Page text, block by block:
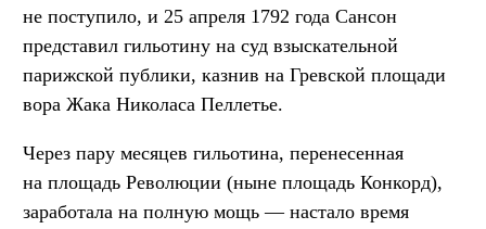
не поступило, и 25 апреля 1792 года Сансон
представил гильотину на суд взыскательной
парижской публики, казнив на Гревской площади
вора Жака Николаса Пеллетье.
Через пару месяцев гильотина, перенесенная
на площадь Революции (ныне площадь Конкорд),
заработала на полную мощь — настало время